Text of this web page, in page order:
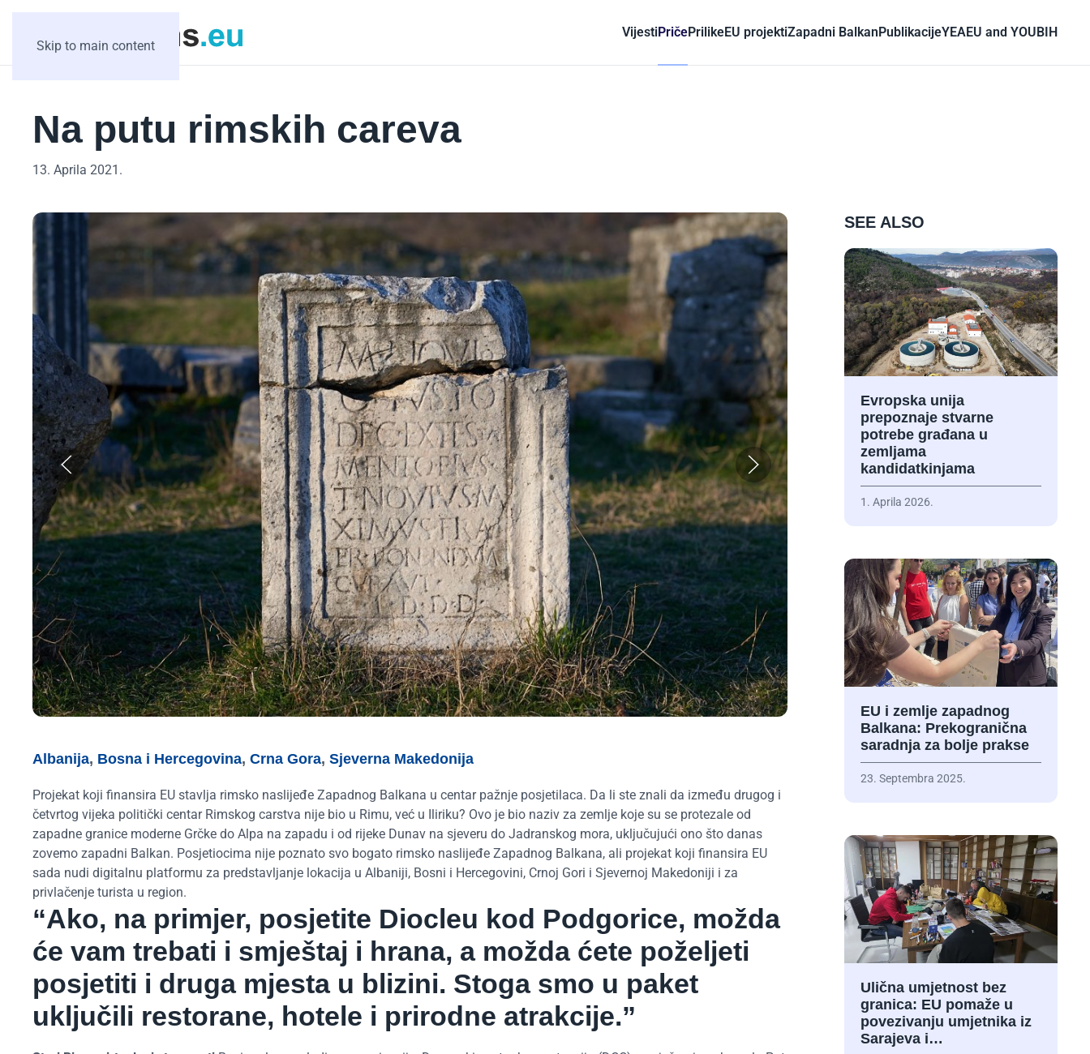
Skip to main content
VijestiPričePrilikeEU projektiZapadni BalkanPublikacijeYEAEU and YOUBIH
Na putu rimskih careva
13. Aprila 2021.
Albanija, Bosna i Hercegovina, Crna Gora, Sjeverna Makedonija
Projekat koji finansira EU stavlja rimsko naslijeđe Zapadnog Balkana u centar pažnje posjetilaca. Da li ste znali da između drugog i
četvrtog vijeka politički centar Rimskog carstva nije bio u Rimu, već u Iliriku? Ovo je bio naziv za zemlje koje su se protezale od
zapadne granice moderne Grčke do Alpa na zapadu i od rijeke Dunav na sjeveru do Jadranskog mora, uključujući ono što danas
zovemo zapadni Balkan. Posjetiocima nije poznato svo bogato rimsko naslijeđe Zapadnog Balkana, ali projekat koji finansira EU
sada nudi digitalnu platformu za predstavljanje lokacija u Albaniji, Bosni i Hercegovini, Crnoj Gori i Sjevernoj Makedoniji i za
privlačenje turista u region.
“Ako, na primjer, posjetite Diocleu kod Podgorice, možda
će vam trebati i smještaj i hrana, a možda ćete poželjeti
posjetiti i druga mjesta u blizini. Stoga smo u paket
uključili restorane, hotele i prirodne atrakcije.”
SEE ALSO
Evropska unija
prepoznaje stvarne
potrebe građana u
zemljama
kandidatkinjama
1. Aprila 2026.
EU i zemlje zapadnog
Balkana: Prekogranična
saradnja za bolje prakse
23. Septembra 2025.
Ulična umjetnost bez
granica: EU pomaže u
povezivanju umjetnika iz
Sarajeva i…